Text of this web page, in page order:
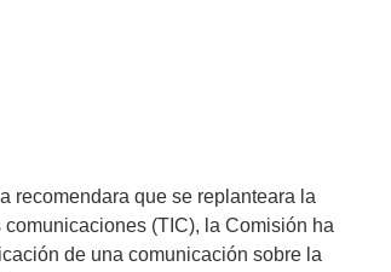
recomendara que se replanteara la
(TIC), la Comisión ha
de una comunicación sobre la